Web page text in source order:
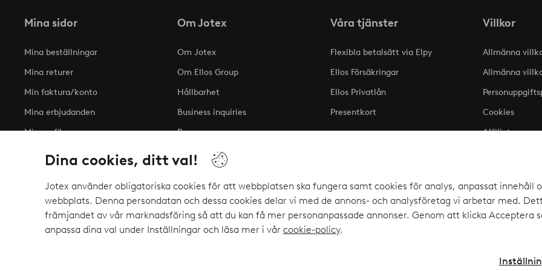
Dina cookies, ditt val!
Jotex använder obligatoriska cookies för att webbplatsen ska fungera samt cookies för analys, anpassat
webbplats. Denna persondatan och dessa cookies delar vi med de annons- och analysföretag vi arbetar med.
främjandet av vår marknadsföring så att du kan få mer personanpassade annonser. Genom att klicka Acceptera
anpassa dina val under Inställningar och läsa mer i vår cookie-policy.
Mina sidor
Mina beställningar
Mina returer
Min faktura/konto
Mina erbjudanden
Min profil
Om Jotex
Om Jotex
Om Ellos Group
Hållbarhet
Business inquiries
Press
Tillgänglighetsredogörelse
Våra tjänster
Flexibla betalsätt via Elpy
Ellos Försäkringar
Ellos Privatlån
Presentkort
Villkor
Allmänna
Allmänna
Cookies
Affiliate
Säkra betalningar - Betala direkt eller dela upp
Vill du veta mer om våra betalalternativ elpy